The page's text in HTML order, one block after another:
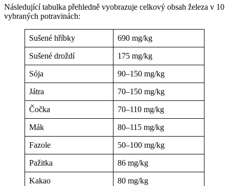
Následující tabulka přehledně vyobrazuje celkový obsah železa v 10
vybraných potravinách:
Sušené hříbky 690 mg/kg
Sušené droždí 175 mg/kg
Sója 90–150 mg/kg
Játra 70–150 mg/kg
Čočka 70–110 mg/kg
Mák 80–115 mg/kg
Fazole 50–100 mg/kg
Pažitka 86 mg/kg
Kakao 80 mg/kg